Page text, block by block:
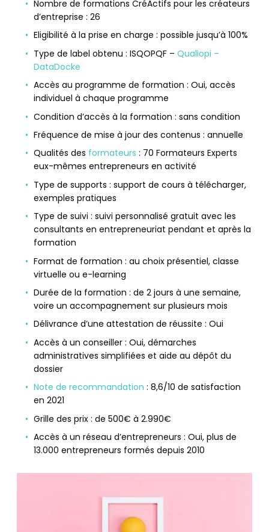
Nombre de formations CréActifs pour les créateurs
d’entreprise : 26
Eligibilité à la prise en charge : possible jusqu’à 100%
Type de label obtenu : ISQOPQF – Qualiopi –
DataDocke
Accès au programme de formation : Oui, accès
individuel à chaque programme
Condition d’accès à la formation : sans condition
Fréquence de mise à jour des contenus : annuelle
Qualités des formateurs : 70 Formateurs Experts
eux-mêmes entrepreneurs en activité
Type de supports : support de cours à télécharger,
exemples pratiques
Type de suivi : suivi personnalisé gratuit avec les
consultants en entrepreneuriat pendant et après la
formation
Format de formation : au choix présentiel, classe
virtuelle ou e-learning
Durée de la formation : de 2 jours à une semaine,
voire un accompagnement sur plusieurs mois
Délivrance d’une attestation de réussite : Oui
Accès à un conseiller : Oui, démarches
administratives simplifiées et aide au dépôt du
dossier
Note de recommandation : 8,6/10 de satisfaction
en 2021
Grille des prix : de 500€ à 2.990€
Accès à un réseau d’entrepreneurs : Oui, plus de
13.000 entrepreneurs formés depuis 2010